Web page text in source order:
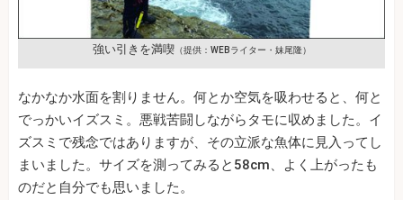
強い引きを満喫（提供：WEBライター・妹尾隆）
なかなか水面を割りません。何とか空気を吸わせると、何と
でっかいイズスミ。悪戦苦闘しながらタモに収めました。イ
ズスミで残念ではありますが、その立派な魚体に見入ってし
まいました。サイズを測ってみると58cm、よく上がったも
のだと自分でも思いました。